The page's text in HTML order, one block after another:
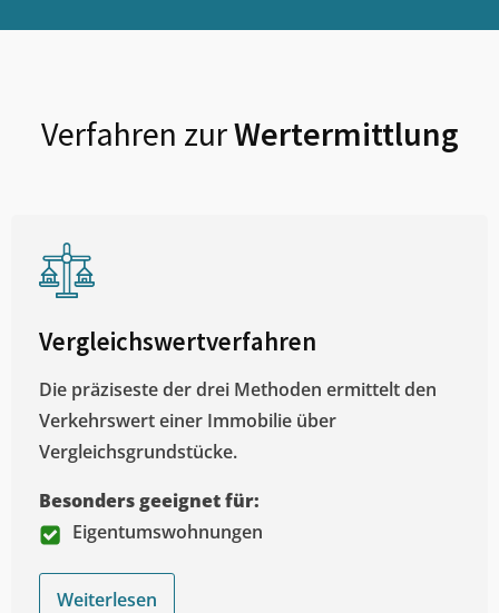
Verfahren zurWertermittlung
Vergleichswertverfahren
Die präziseste der drei Methoden ermittelt den
Verkehrswert einer Immobilie über
Vergleichsgrundstücke.
Besonders geeignet für:
Eigentumswohnungen
Weiterlesen